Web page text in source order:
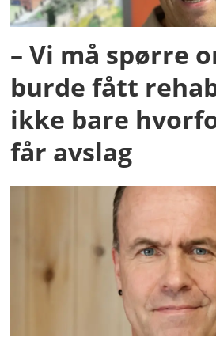
– Vi må spørre
burde fått
ikke bare
får avslag